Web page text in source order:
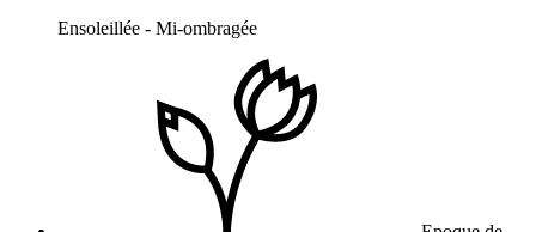
Ensoleillée - Mi-ombragée